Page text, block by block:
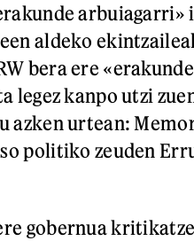
arbuiagarri»
aldeko
bera ere
legez kanpo utzi
azken urtean:
politiko zeuden
gobernua